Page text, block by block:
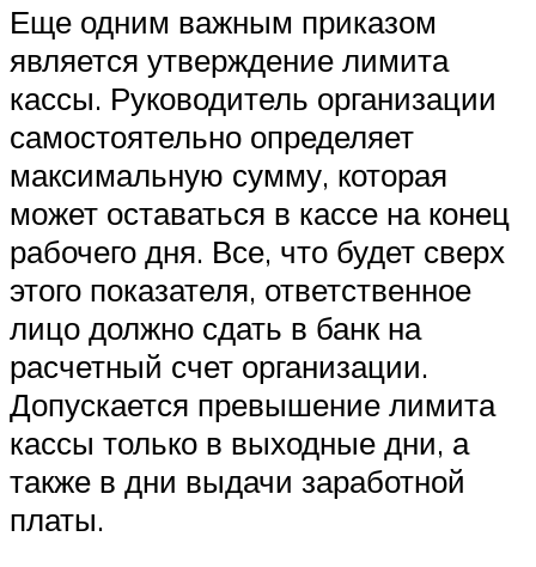
Еще одним важным приказом
является утверждение лимита
кассы. Руководитель организации
самостоятельно определяет
максимальную сумму, которая
может оставаться в кассе на конец
рабочего дня. Все, что будет сверх
этого показателя, ответственное
лицо должно сдать в банк на
расчетный счет организации.
Допускается превышение лимита
кассы только в выходные дни, а
также в дни выдачи заработной
платы.